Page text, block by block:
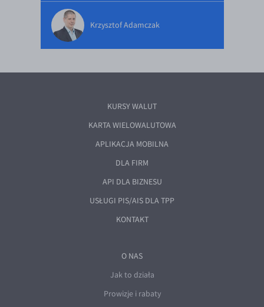
Krzysztof Adamczak
KURSY WALUT
KARTA WIELOWALUTOWA
APLIKACJA MOBILNA
DLA FIRM
API DLA BIZNESU
USŁUGI PIS/AIS DLA TPP
KONTAKT
O NAS
Jak to działa
Prowizje i rabaty